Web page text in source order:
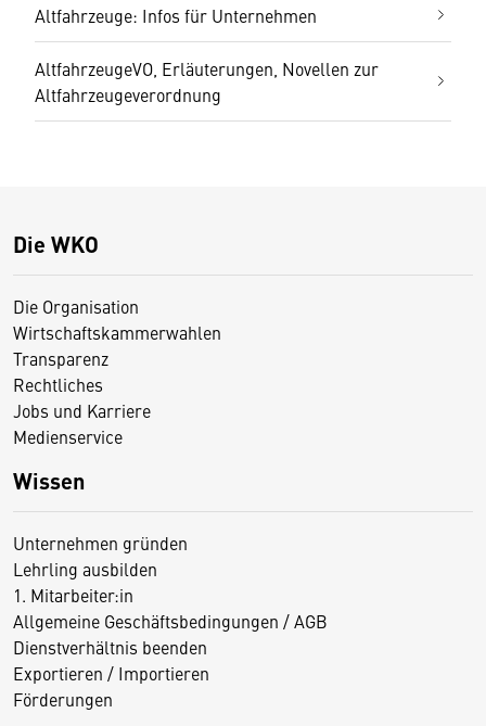
Altfahrzeuge: Infos für Unternehmen
AltfahrzeugeVO, Erläuterungen, Novellen zur
Altfahrzeugeverordnung
Die WKO
Die Organisation
Wirtschaftskammerwahlen
Transparenz
Rechtliches
Jobs und Karriere
Medienservice
Wissen
Unternehmen gründen
Lehrling ausbilden
1. Mitarbeiter:in
Allgemeine Geschäftsbedingungen / AGB
Dienstverhältnis beenden
Exportieren / Importieren
Förderungen